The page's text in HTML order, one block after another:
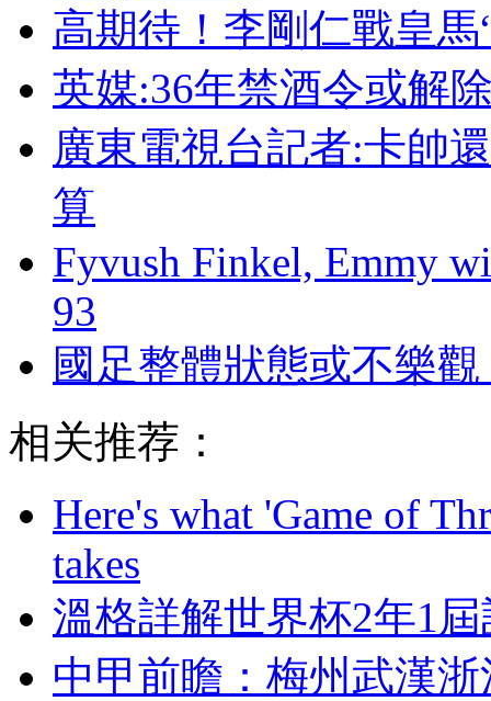
高期待！李剛仁戰
英媒:36年禁酒令或解
廣東電視台記者:卡帥
算
Fyvush Finkel, Emmy
93
國足整體狀態或不樂
相关推荐：
Here's what 'Game of
takes
溫格詳解世界杯2年1屆
中甲前瞻：梅州武